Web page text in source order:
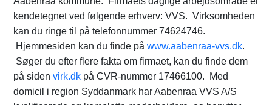
kendetegnet ved følgende erhverv: VVS. Virksomheden
kan du ringe til på telefonnummer 74624746.
Hjemmesiden kan du finde på www.aabenraa-vvs.dk.
Søger du efter flere fakta om firmaet, kan du finde dem
på siden virk.dk på CVR-nummer 17466100. Med
domicil i region Syddanmark har Aabenraa VVS A/S